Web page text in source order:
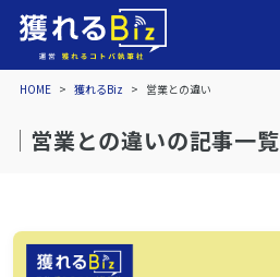
HOME > 獲れるBiz > 営業との違い
営業との違いの記事一覧